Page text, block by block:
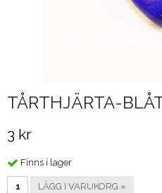
TÅRTHJÄRTA-
3 kr
Finns i lager
LÄGG I VARUKORG »